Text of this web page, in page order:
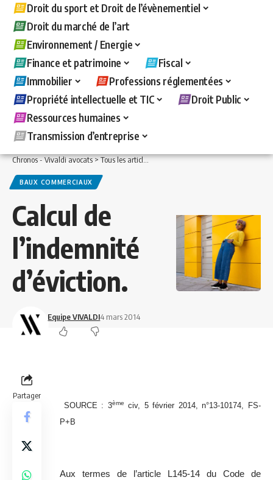
Droit du sport et Droit de l’évènementiel
Droit du marché de l’art
Environnement / Energie
Finance et patrimoine
Fiscal
Immobilier
Professions réglementées
Propriété intellectuelle et TIC
Droit Public
Ressources humaines
Transmission d’entreprise
Chronos - Vivaldi avocats>Tous les articles >Immobilier>Baux commerciaux>
BAUX COMMERCIAUX
Calcul de
l’indemnité
d’éviction.
Equipe VIVALDI4 mars 2014
Partager
SOURCE : 3ème
civ, 5 février 2014, n°13-10174, FS-
P+B
Aux termes de l’article L145-14 du Code de